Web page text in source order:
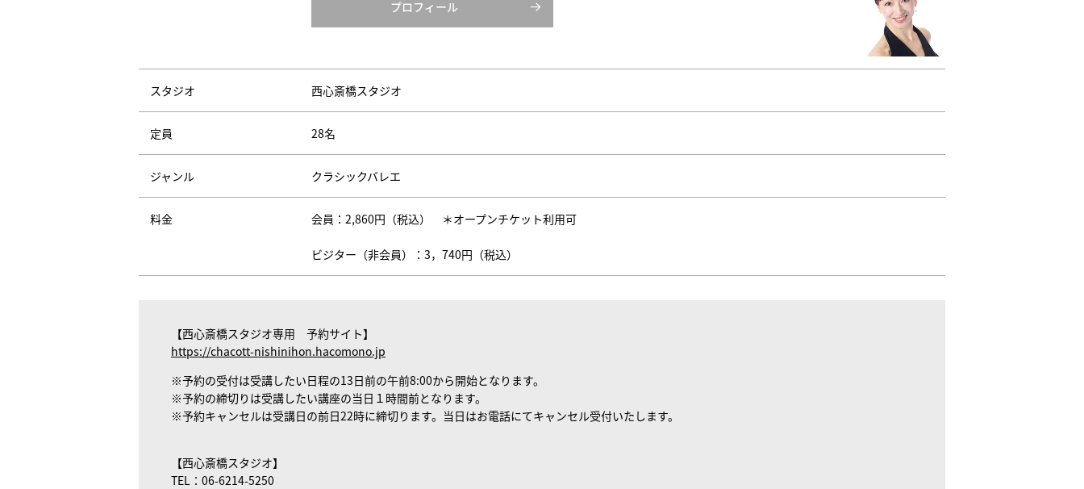
プロフィール
スタジオ 西心斎橋スタジオ
定員 28名
ジャンル クラシックバレエ
料金 会員：2,860円（税込） ＊オープンチケット利用可
ビジター（非会員）：3，740円（税込）
【西心斎橋スタジオ専用 予約サイト】
https://chacott-nishinihon.hacomono.jp
※予約の受付は受講したい日程の13日前の午前8:00から開始となります。
※予約の締切りは受講したい講座の当日１時間前となります。
※予約キャンセルは受講日の前日22時に締切ります。当日はお電話にてキャンセル受付いたします。
【西心斎橋スタジオ】
TEL：06-6214-5250